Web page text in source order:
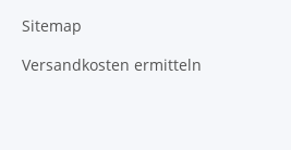
Sitemap
Versandkosten ermitteln